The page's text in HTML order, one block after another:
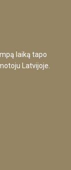
laiką tapo
Latvijoje.